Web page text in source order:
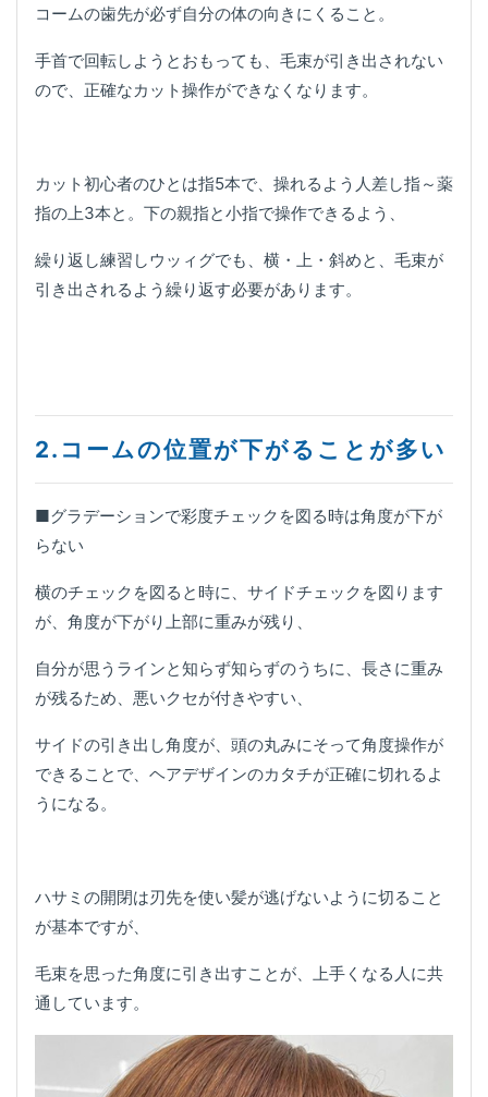
コームの歯先が必ず自分の体の向きにくること。
手首で回転しようとおもっても、毛束が引き出されない
ので、正確なカット操作ができなくなります。
カット初心者のひとは指5本で、操れるよう人差し指～薬
指の上3本と。下の親指と小指で操作できるよう、
繰り返し練習しウッィグでも、横・上・斜めと、毛束が
引き出されるよう繰り返す必要があります。
2.コームの位置が下がることが多い
■グラデーションで彩度チェックを図る時は角度が下が
らない
横のチェックを図ると時に、サイドチェックを図ります
が、角度が下がり上部に重みが残り、
自分が思うラインと知らず知らずのうちに、長さに重み
が残るため、悪いクセが付きやすい、
サイドの引き出し角度が、頭の丸みにそって角度操作が
できることで、ヘアデザインのカタチが正確に切れるよ
うになる。
ハサミの開閉は刃先を使い髪が逃げないように切ること
が基本ですが、
毛束を思った角度に引き出すことが、上手くなる人に共
通しています。